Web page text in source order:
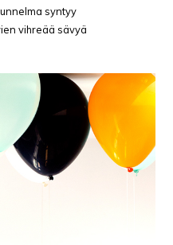
syntyy
vihreää sävyä